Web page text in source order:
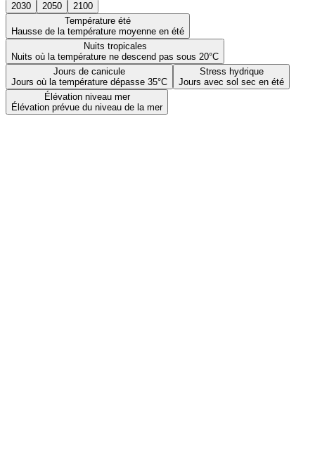
2030 2050
2100
Température été
Hausse de la température moyenne en été
Nuits tropicales
Nuits où la température ne descend pas sous 20°C
Jours de canicule
Jours où la température dépasse 35°C
Stress hydrique
Jours avec sol sec en été
Élévation niveau mer
Élévation prévue du niveau de la mer